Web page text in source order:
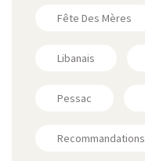
Fête Des Mères
Libanais
Pessac
Recommandations